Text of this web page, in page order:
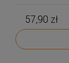
57,90 zł